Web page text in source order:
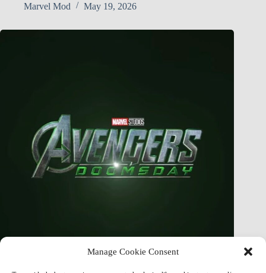
Manage Cookie Consent
Marvel Mod
May 19, 2026